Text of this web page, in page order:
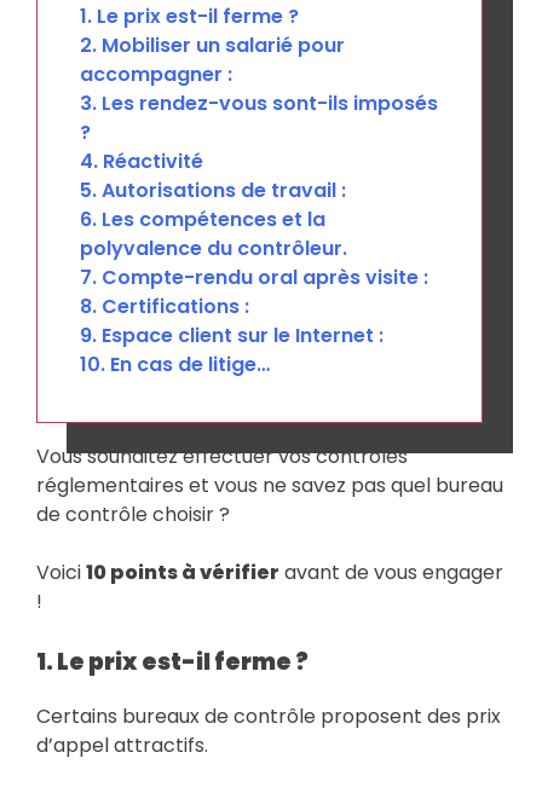
Vous souhaitez effectuer vos contrôles
réglementaires et vous ne savez pas quel bureau
de contrôle choisir ?
Voici10 points à vérifier avant de vous engager
!
1. Le prix est-il ferme ?
Certains bureaux de contrôle proposent des prix
d’appel attractifs.
1. Le prix est-il ferme ?
2. Mobiliser un salarié pour
accompagner :
3. Les rendez-vous sont-ils imposés
?
4. Réactivité
5. Autorisations de travail :
6. Les compétences et la
polyvalence du contrôleur.
7. Compte-rendu oral après visite :
8. Certifications :
9. Espace client sur le Internet :
10. En cas de litige…